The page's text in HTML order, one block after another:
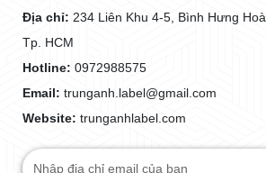
Địa chỉ: 234 Liên Khu 4-5, Bình Hưng
Tp. HCM
Hotline: 0972988575
Email: trunganh.label@gmail.com
Website: trunganhlabel.com